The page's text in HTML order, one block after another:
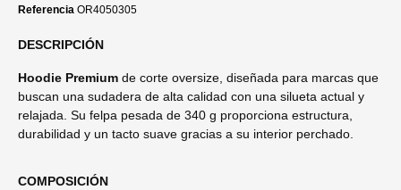
Referencia OR4050305
DESCRIPCIÓN
Hoodie Premium de corte oversize, diseñada para marcas que
buscan una sudadera de alta calidad con una silueta actual y
relajada. Su felpa pesada de 340 g proporciona estructura,
durabilidad y un tacto suave gracias a su interior perchado.
COMPOSICIÓN